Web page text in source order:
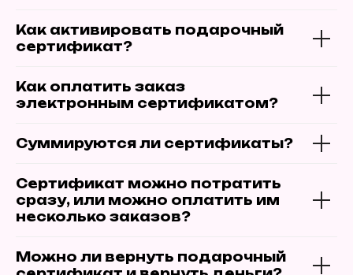
Как активировать подарочный
сертификат?
Как оплатить заказ
электронным сертификатом?
Суммируются ли сертификаты?
Сертификат можно потратить
сразу, или можно оплатить им
несколько заказов?
Можно ли вернуть подарочный